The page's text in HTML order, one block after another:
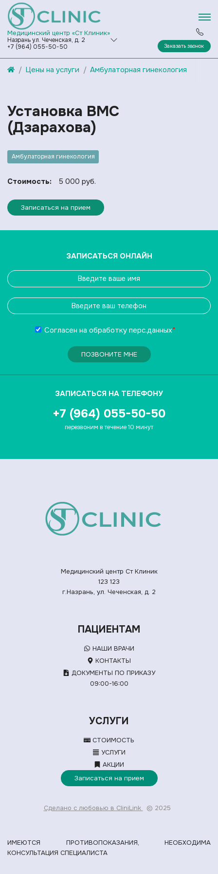
Медицинский центр «Ст Клиник»
Назрань ул. Чеченская, д. 2
+7 (964) 055-50-50
Заказать звонок
Цены на услуги Амбулаторная гинекология
Установка ВМС
(Дзарахова)
Амбулаторная гинекология
Стоимость: 5 000 руб.
Записаться на прием
ЗАПИСАТЬСЯ ОНЛАЙН
Согласен на обработку перс.данных*
ПОЗВОНИТЕ МНЕ
ЗАПИСАТЬСЯ НА ТЕЛЕФОНУ
+7 (964) 055-50-50
перезвоним в течение 10 минут
Медицинский центр Ст Клиник
123 123
г.Назрань, ул. Чеченская, д. 2
ПАЦИЕНТАМ
НАШИ ВРАЧИ
КОНТАКТЫ
ДОКУМЕНТЫ ПО ПРИКАЗУ
09:00-16:00
УСЛУГИ
СТОИМОСТЬ
УСЛУГИ
АКЦИИ
Записаться на прием
Сделано с любовью в CliniLink © 2025
ИМЕЮТСЯ ПРОТИВОПОКАЗАНИЯ, НЕОБХОДИМА
КОНСУЛЬТАЦИЯ СПЕЦИАЛИСТА